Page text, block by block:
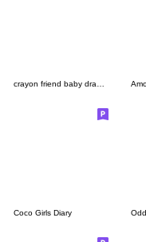
Coco Girls Diary